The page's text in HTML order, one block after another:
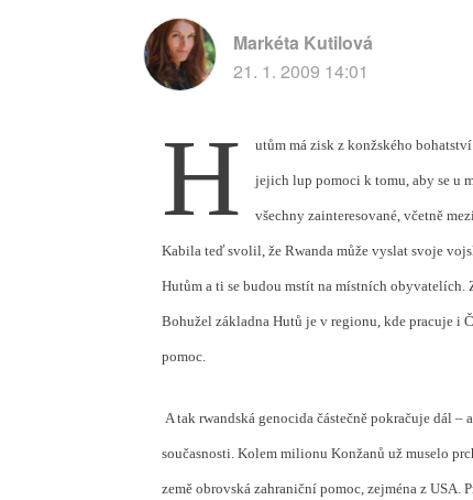
Markéta Kutilová
21. 1. 2009 14:01
H utům má zisk z konžského
jejich lup pomoci k tomu, aby se u
všechny zainteresované, včetně
Kabila teď svolil, že Rwanda může vyslat svoje
Hutům a ti se budou mstít na místních
Bohužel základna Hutů je v regionu, kde pracuje i
pomoc.
A tak rwandská genocida částečně pokračuje dál
současnosti. Kolem milionu Konžanů už muselo
země obrovská zahraniční pomoc, zejména z USA.